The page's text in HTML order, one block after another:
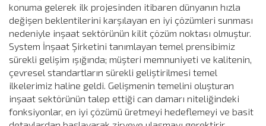
konuma gelerek ilk projesinden itibaren dünyanın hızla
değişen beklentilerini karşılayan en iyi çözümleri sunması
nedeniyle inşaat sektörünün kilit çözüm noktası olmuştur.
System İnşaat Şirketini tanımlayan temel prensibimiz
sürekli gelişim ışığında; müşteri memnuniyeti ve kalitenin,
çevresel standartların sürekli geliştirilmesi temel
ilkelerimiz haline geldi. Gelişmenin temelini oluşturan
inşaat sektörünün talep ettiği can damarı niteliğindeki
fonksiyonlar, en iyi çözümü üretmeyi hedeflemeyi ve basit